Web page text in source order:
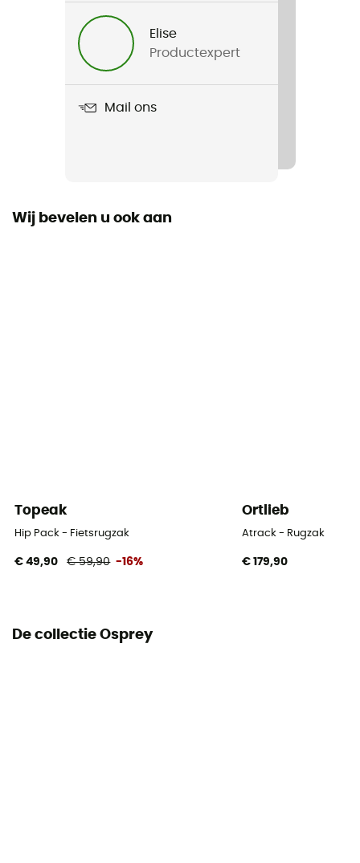
Drinksysteem compatibel
Toegang tot tas
Elise
Productexpert
Mail ons
Wij bevelen u ook aan
Topeak
Hip Pack - Fietsrugzak
€ 49,90 € 59,90 -16%
Ortlieb
Atrack - Rugzak
€ 179,90
De collectie Osprey